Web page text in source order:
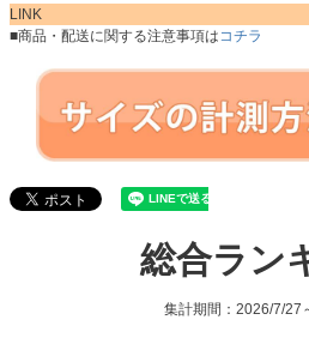
LINK
■商品・配送に関する注意事項はコチラ
総合ラン
集計期間：2026/7/27